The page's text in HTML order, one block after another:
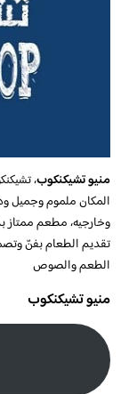
منيو تشيكنكوب،
المكان ملموم وجميل
وخارجيه، مطعم ممتاز
تقديم الطعام بفنّ
الطعم والصوص
منيو تشيكنكوب